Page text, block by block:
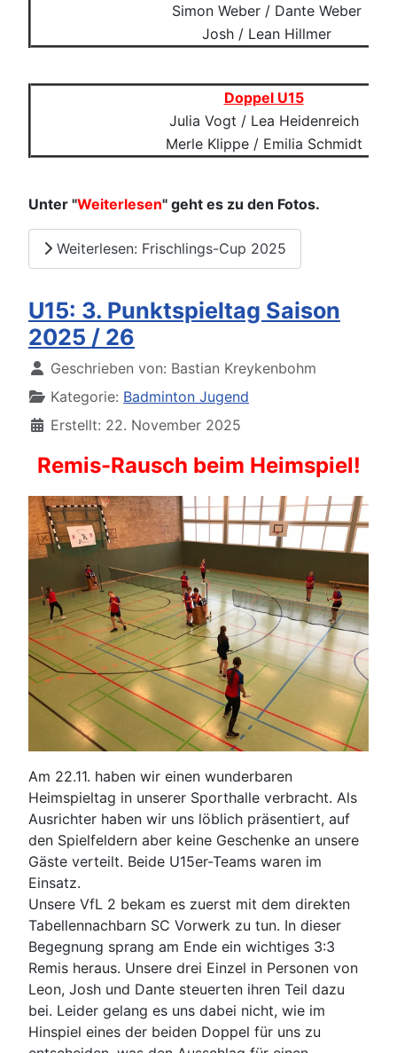
Simon Weber / Dante Weber
Josh / Lean Hillmer
Doppel U15
Julia Vogt / Lea Heidenreich
Merle Klippe / Emilia Schmidt
Unter "Weiterlesen" geht es zu den Fotos.
Weiterlesen: Frischlings-Cup 2025
U15: 3. Punktspieltag Saison
2025 / 26
DetailsGeschrieben von: Bastian Kreykenbohm
Kategorie: Badminton Jugend
Erstellt: 22. November 2025
Remis-Rausch beim Heimspiel!
Am 22.11. haben wir einen wunderbaren
Heimspieltag in unserer Sporthalle verbracht. Als
Ausrichter haben wir uns löblich präsentiert, auf
den Spielfeldern aber keine Geschenke an unsere
Gäste verteilt. Beide U15er-Teams waren im
Einsatz.
Unsere VfL 2 bekam es zuerst mit dem direkten
Tabellennachbarn SC Vorwerk zu tun. In dieser
Begegnung sprang am Ende ein wichtiges 3:3
Remis heraus. Unsere drei Einzel in Personen von
Leon, Josh und Dante steuerten ihren Teil dazu
bei. Leider gelang es uns dabei nicht, wie im
Hinspiel eines der beiden Doppel für uns zu